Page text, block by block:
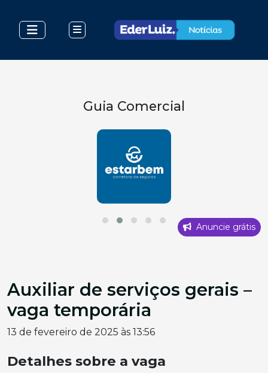
Guia Comercial
Anuncie grátis
Auxiliar de serviços gerais –
vaga temporária
13 de fevereiro de 2025 às 13:56
Detalhes sobre a vaga